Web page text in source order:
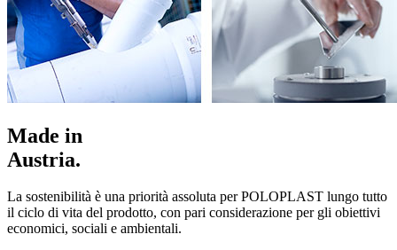
Made in
Austria.
La sostenibilità è una priorità assoluta per POLOPLAST lungo tutto
il ciclo di vita del prodotto, con pari considerazione per gli obiettivi
economici, sociali e ambientali.